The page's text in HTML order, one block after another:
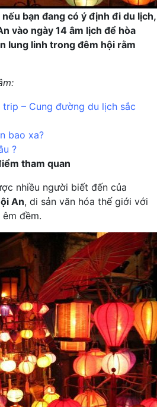
bạn đang có ý định đi du lịch,
vào ngày 14 âm lịch để hòa
lung linh trong đêm hội rằm
– Cung đường du lịch sắc
bao xa?
?
tham quan
nhiều người biết đến của
An, di sản văn hóa thế giới với
đềm.